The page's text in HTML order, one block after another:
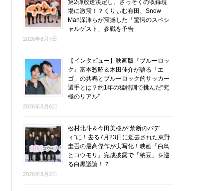
第2弾放送決定し、さっそくの収録現
場に激震！？くりぃむ有田、Snow
Man深澤らが震撼した「驚愕のスペシ
ャルゲスト」参戦を予告
2026年8月7日
【インタビュー】映画版『ブルーロッ
ク』富本惣昭＆木田佳介が語る「エ
ゴ」の共鳴とブルーロック的サッカー
選手とは？約1年の猛特訓で挑んだ“究
極のリアル”
2026年8月6日
松村北斗＆今田美桜が“禁断のバデ
ィ”に！去る7月23日に逝去された東野
圭吾の最高傑作が実写化！映画『白鳥
とコウモリ』完成披露で「納豆」を巡
る白黒議論！？
2026年8月2日